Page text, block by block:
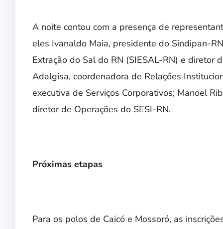
A noite contou com a presença de
eles Ivanaldo Maia, presidente do Sindipan-
Extração do Sal do RN (SIESAL-RN) e diretor
Adalgisa, coordenadora de Relações
executiva de Serviços Corporativos; Manoel
diretor de Operações do SESI-RN.
Próximas etapas
Para os polos de Caicó e Mossoró, as